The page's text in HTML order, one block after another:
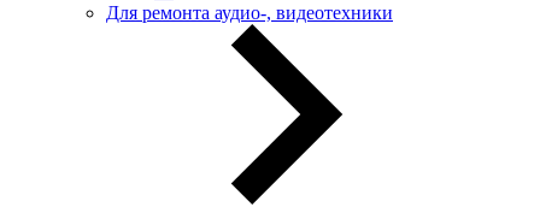
Для ремонта аудио-, видеотехники